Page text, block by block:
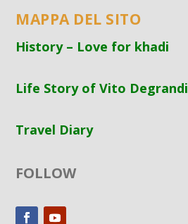
MAPPA DEL SITO
History – Love for khadi
Life Story of Vito Degrandi
Travel Diary
FOLLOW